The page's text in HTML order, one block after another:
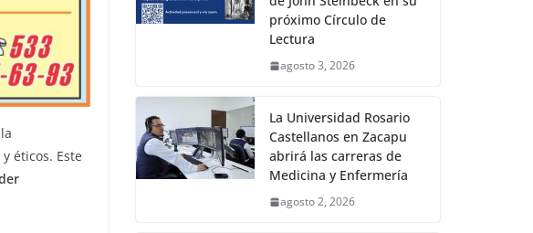
éticos. Este
próximo Círculo de
Lectura
agosto 3, 2026
La Universidad Rosario
Castellanos en Zacapu
abrirá las carreras de
Medicina y Enfermería
agosto 2, 2026